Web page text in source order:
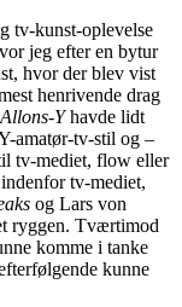
tv-kunst-oplevelse
jeg efter en bytur
hvor der blev vist
henrivende drag
Allons-Yhavde lidt
amatør-tv-stil og –
tv-mediet, flow eller
tv-mediet,
og Lars von
ryggen. Tværtimod
komme i tanke
kunne